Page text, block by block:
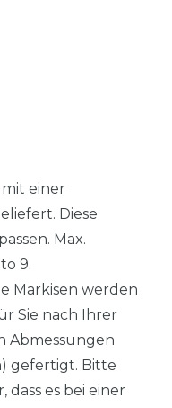
mit einer
Diese
Max.
9.
Markisen werden
Sie nach Ihrer
Abmessungen
gefertigt. Bitte
dass es bei einer